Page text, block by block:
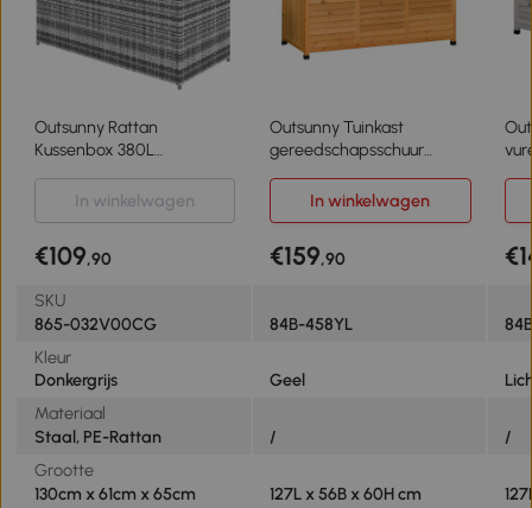
Outsunny Rattan
Kussenbox 380L
Opbergbox UV-bestendig
130 x 61 x 65 cm Donkergrijs
Outsunny Tuinkast
gereedschapsschuur
groot geel
In winkelwagen
In winkelwagen
€109,90 €159,90
SKU
865-032V00CG
84B-458YL
Kleur
Donkergrijs
Geel
Materiaal
Staal, PE-Rattan
/
/
Grootte
130cm x 61cm x 65cm
127L x 56B x 60H cm